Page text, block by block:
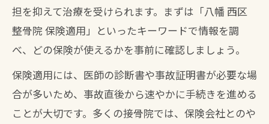
担を抑えて治療を受けられます。まずは「八幡 西区
整骨院 保険適用」といったキーワードで情報を調
べ、どの保険が使えるかを事前に確認しましょう。
保険適用には、医師の診断書や事故証明書が必要な場
合が多いため、事故直後から速やかに手続きを進める
ことが大切です。多くの接骨院では、保険会社とのや